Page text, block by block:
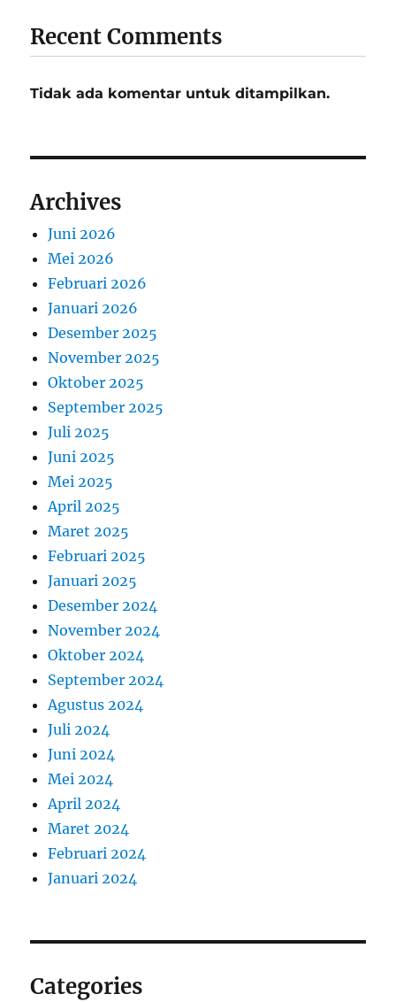
Recent Comments
Tidak ada komentar untuk ditampilkan.
Archives
Juni 2026
Mei 2026
Februari 2026
Januari 2026
Desember 2025
November 2025
Oktober 2025
September 2025
Juli 2025
Juni 2025
Mei 2025
April 2025
Maret 2025
Februari 2025
Januari 2025
Desember 2024
November 2024
Oktober 2024
September 2024
Agustus 2024
Juli 2024
Juni 2024
Mei 2024
April 2024
Maret 2024
Februari 2024
Januari 2024
Categories